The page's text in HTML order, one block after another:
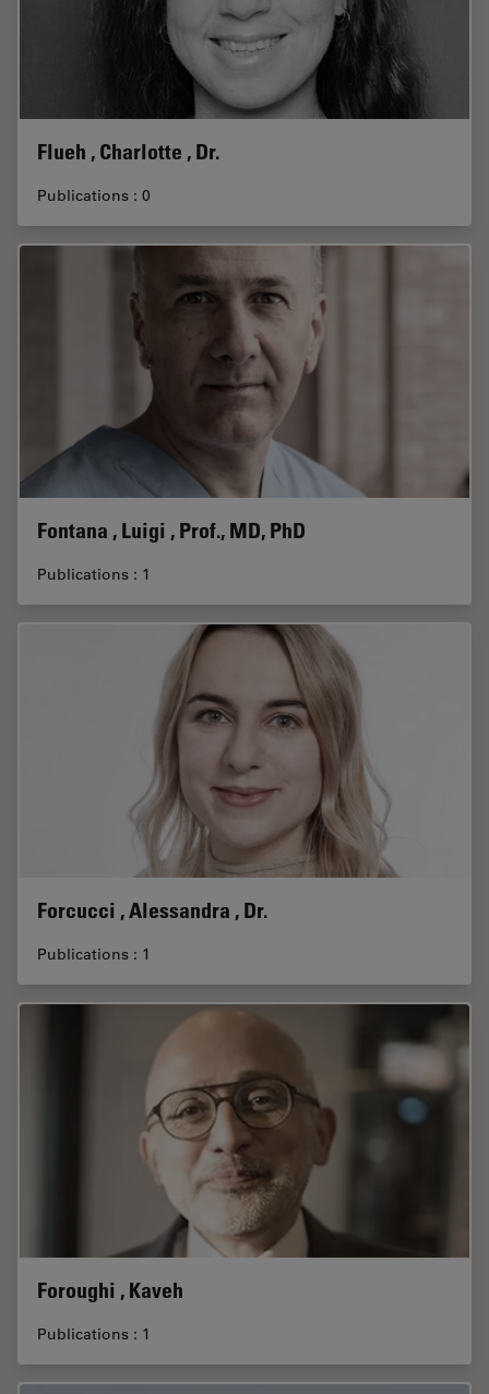
Flueh , Charlotte , Dr.
Publications : 0
Fontana , Luigi , Prof., MD, PhD
Publications : 1
Forcucci , Alessandra , Dr.
Publications : 1
Foroughi , Kaveh
Publications : 1